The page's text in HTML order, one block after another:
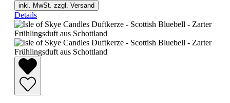
inkl. MwSt. zzgl. Versand
Details